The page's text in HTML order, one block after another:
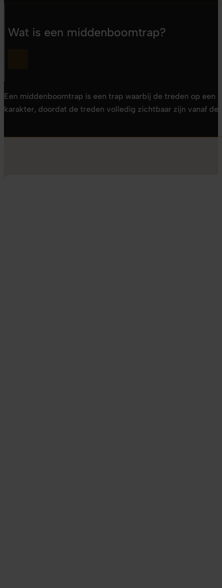
Wat is een middenboomtrap?
Een middenboomtrap is een trap waarbij de treden op
karakter, doordat de treden volledig zichtbaar zijn vanaf